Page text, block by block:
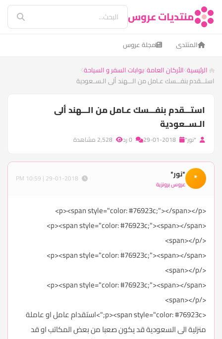
منتديات عروس
المنتدى مجلة عروس
الرئيسية الأركان العامة بوابات السفر و السياحة
استـــقدم بنفـــسك عـامل من الـــهند ألى الـســعودية
استـــقدم بنفـــسك عـامل من الـــهند ألى
الـســعودية
*نور*
* *نور*
عروس برونزية
<p><span style="color: #76923c;"></span></p>
<p><span style="color: #76923c;"><span></span>
</span></p>
<p><span style="color: #76923c;"><span></span>
</span></p>
<p><span style="color: #76923c;"><span></span>
</span></p>
<p><span style="color: #76923c;">استقدام عامل او عاملة
منزلية الى السعودية قد يكون صعبا من بعض المكاتب او قد